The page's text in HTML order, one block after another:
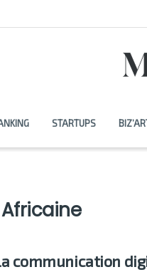
STARTUPS
communication